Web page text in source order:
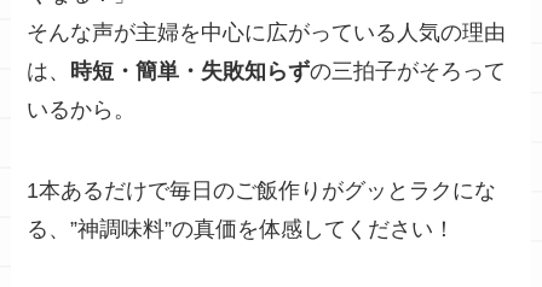
そんな声が主婦を中心に広がっている人気の理由
は、
時短・簡単・失敗知らずの三拍子がそろって
いるから。
1本あるだけで毎日のご飯作りがグッとラクにな
る、”神調味料”の真価を体感してください！